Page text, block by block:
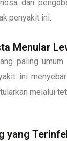
dan
penyakit ini.
Menular
paling umum
ini
melalui
yang